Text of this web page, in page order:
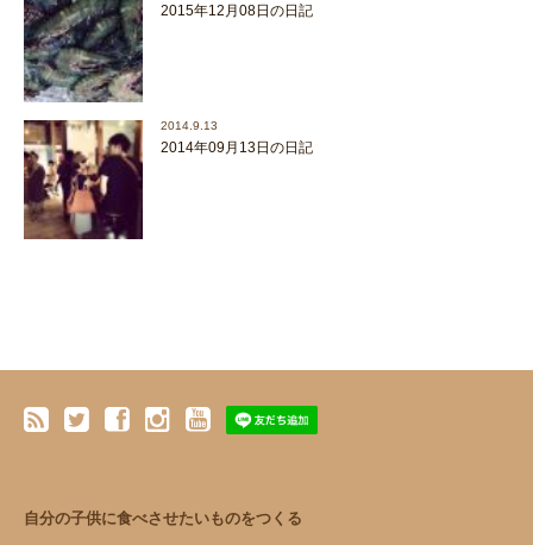
2015年12月08日の日記
2014.9.13
2014年09月13日の日記
自分の子供に食べさせたいものをつくる